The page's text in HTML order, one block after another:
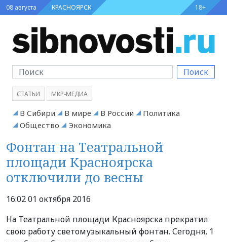
08 августа КРАСНОЯРСК 18+
Поиск
СТАТЬИ МКР-МЕДИА
В Сибири В мире В России
Политика
Общество
Экономика
Фонтан на Театральной
площади Красноярска
отключили до весны
16:02 01 октября 2016
На Театральной площади Красноярска прекратил
свою работу светомузыкальный фонтан. Сегодня, 1